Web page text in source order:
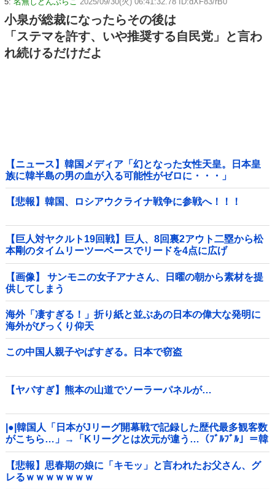
小泉が総裁になったらその後は
「ステマを許す、いや推奨する自民党」と言わ
れ続けるだけだよ
【ニュース】韓国メディア「幻となった女性天皇。日本皇
族に韓半島の男の血が入る可能性がゼロに・・・」
【悲報】韓国、ロシアウクライナ戦争に参戦へ！！！
【巨人対ヤクルト19回戦】巨人、8回裏2アウト二塁から松
本剛のタイムリーツーベースでリードを4点に広げ
る！！！！！！！！他
【画像】 サンモニの女子アナさん、日曜の朝から素材を提
供してしまう
海外「凄すぎる！」折り紙と並ぶあの日本の偉大な発明に
海外がびっくり仰天
この中国人親子やばすぎる。日本で窃盗
【ヤバすぎ】熊本の山道でソーラーパネルが…
|●|韓国人「日本がJリーグ開幕戦で記録した歴代最多観客数
がこちら…」→「Kリーグとは次元が違う…（ﾌﾞﾙﾌﾞﾙ」＝韓
国の反応
【悲報】思春期の娘に「キモッ」と言われたお父さん、グ
レるｗｗｗｗｗｗｗ